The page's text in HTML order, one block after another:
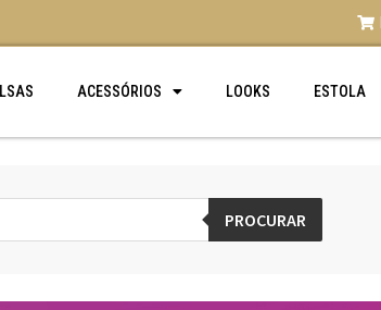
ACESSÓRIOS LOOKS ESTOLA
PROCURAR